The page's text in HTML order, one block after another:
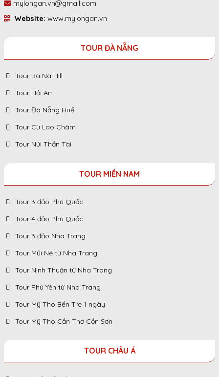
mylongan.vn@gmail.com
Website: www.mylongan.vn
TOUR ĐÀ NẴNG
Tour Bà Nà Hill
Tour Hội An
Tour Đà Nẵng Huế
Tour Cù Lao Chàm
Tour Núi Thần Tài
TOUR MIỀN NAM
Tour 3 đảo Phú Quốc
Tour 4 đảo Phú Quốc
Tour 3 đảo Nha Trang
Tour Mũi Né từ Nha Trang
Tour Ninh Thuận từ Nha Trang
Tour Phú Yên từ Nha Trang
Tour Mỹ Tho Bến Tre 1 ngày
Tour Mỹ Tho Cần Thơ Cồn Sơn
TOUR CHÂU Á